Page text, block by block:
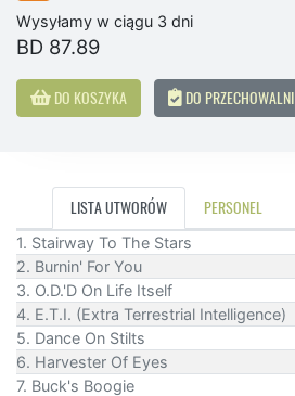
Wysyłamy w ciągu 3 dni
BD 87.89
DO KOSZYKA DO PRZECHOWALNI
LISTA UTWORÓW PERSONEL
1. Stairway To The Stars
2. Burnin' For You
3. O.D.'D On Life Itself
4. E.T.I. (Extra Terrestrial Intelligence)
5. Dance On Stilts
6. Harvester Of Eyes
7. Buck's Boogie